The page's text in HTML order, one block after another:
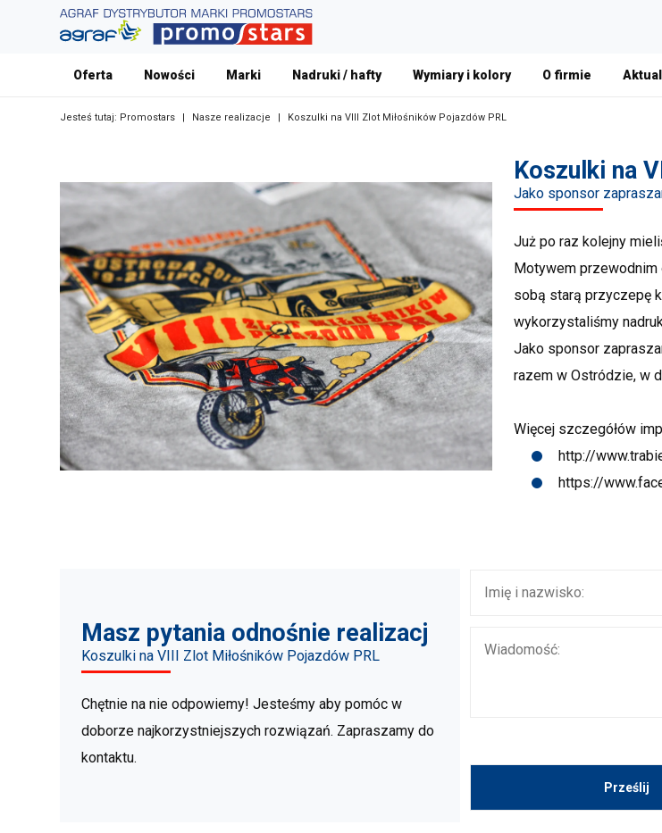
Oferta Nowości Marki Nadruki / hafty Wymiary i kolory O firmie
Jesteś tutaj: Promostars Nasze realizacje Koszulki na VIII Zlot Miłośników Pojazdów PRL
Koszulki na
Jako sponsor
Już po raz kolejny
Motywem przewodnim
sobą starą przyczepę
wykorzystaliśmy
Jako sponsor
razem w Ostródzie, w
Więcej szczegółów
http://
https://
Masz pytania odnośnie realizacj
Koszulki na VIII Zlot Miłośników Pojazdów PRL
Chętnie na nie odpowiemy! Jesteśmy aby pomóc w
doborze najkorzystniejszych rozwiązań. Zapraszamy do
kontaktu.